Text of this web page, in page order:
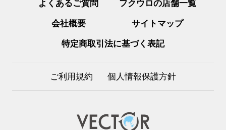
よくあるご質問 フクウロの店舗一覧
会社概要 サイトマップ
特定商取引法に基づく表記
ご利用規約 個人情報保護方針